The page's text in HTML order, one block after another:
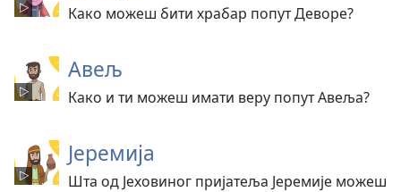
Како можеш бити храбар попут Деворе?
Авељ
Како и ти можеш имати веру попут Авеља?
Јеремија
Шта од Јеховиног пријатеља Јеремије можеш